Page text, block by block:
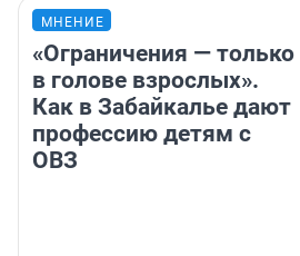
МНЕНИЕ
«Ограничения — только
в голове взрослых».
Как в Забайкалье дают
профессию детям с
ОВЗ